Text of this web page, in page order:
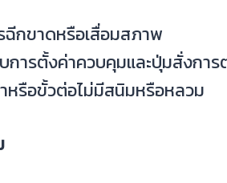
ฉีกขาดหรือเสื่อมสภาพ
การตั้งค่าควบคุมและปุ่มสั่งกา
หรือขั้วต่อไม่มีสนิมหรือหลวม